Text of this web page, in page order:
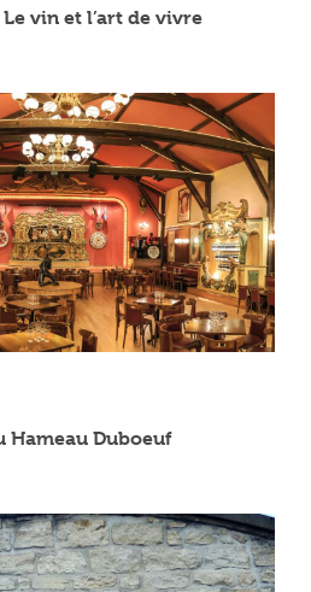
vin et l’art de vivre
Hameau Duboeuf